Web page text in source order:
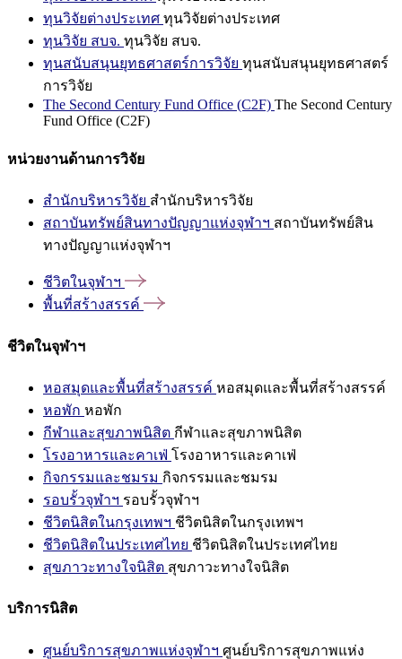
ทุนวิจัยต่างประเทศ ทุนวิจัยต่างประเทศ
ทุนวิจัย สบจ. ทุนวิจัย สบจ.
ทุนสนับสนุนยุทธศาสตร์การวิจัย ทุนสนับสนุนยุทธศาสตร์
การวิจัย
The Second Century Fund Office (C2F) The Second Century
Fund Office (C2F)
หน่วยงานด้านการวิจัย
สำนักบริหารวิจัย สำนักบริหารวิจัย
สถาบันทรัพย์สินทางปัญญาแห่งจุฬาฯ สถาบันทรัพย์สิน
ทางปัญญาแห่งจุฬาฯ
ชีวิตในจุฬาฯ
พื้นที่สร้างสรรค์
ชีวิตในจุฬาฯ
หอสมุดและพื้นที่สร้างสรรค์ หอสมุดและพื้นที่สร้างสรรค์
หอพัก หอพัก
กีฬาและสุขภาพนิสิต กีฬาและสุขภาพนิสิต
โรงอาหารและคาเฟ่ โรงอาหารและคาเฟ่
กิจกรรมและชมรม กิจกรรมและชมรม
รอบรั้วจุฬาฯ รอบรั้วจุฬาฯ
ชีวิตนิสิตในกรุงเทพฯ ชีวิตนิสิตในกรุงเทพฯ
ชีวิตนิสิตในประเทศไทย ชีวิตนิสิตในประเทศไทย
สุขภาวะทางใจนิสิต สุขภาวะทางใจนิสิต
บริการนิสิต
ศูนย์บริการสุขภาพแห่งจุฬาฯ ศูนย์บริการสุขภาพแห่ง